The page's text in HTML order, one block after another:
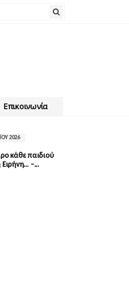
Επικοινωνία
2026
κάθε παιδιού
Ειρήνη… –...